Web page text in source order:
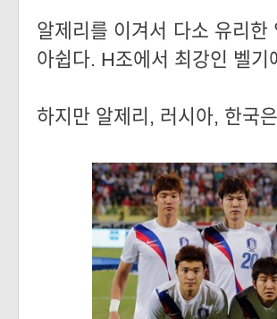
알제리를 이겨서 다소 유리
아쉽다. H조에서 최강인 벨
하지만 알제리, 러시아, 한국